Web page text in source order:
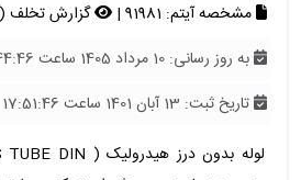
مشخصه آیتم: 91981 |
گزارش تخلف (5 امتیاز)
به روز رسانی: 10 مرداد 1405 ساعت 10:44:46
تاریخ ثبت: 13 آبان 1401 ساعت 17:51:46